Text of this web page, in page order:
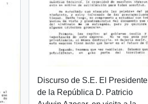
Discurso de S.E. El Presidente
de la República D. Patricio